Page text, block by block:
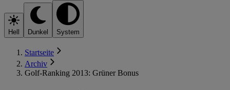
Hell Dunkel System
Startseite
Archiv
Golf-Ranking 2013: Grüner Bonus